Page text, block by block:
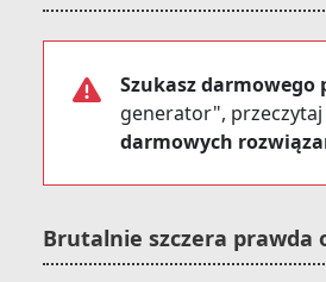
Szukasz darmowego
generator",
darmowych
Brutalnie szczera